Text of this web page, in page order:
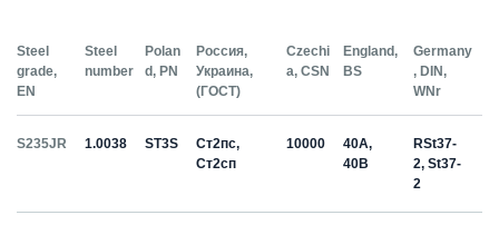
Steel
grade,
EN
Steel
number
Polan
d, PN
Россия,
Украина,
(ГОСТ)
Czechi
a, CSN
England,
BS
Germany
, DIN,
WNr
S235JR 1.0038 ST3S
Ст2пс,
Ст2сп
10000
40A,
40B
RSt37-
2, St37-
2